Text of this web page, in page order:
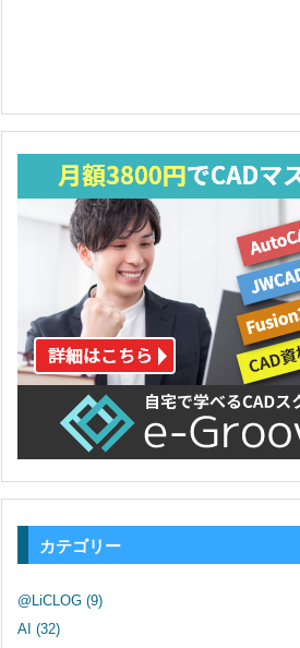
カテゴリー
@LiCLOG (9)
AI (32)